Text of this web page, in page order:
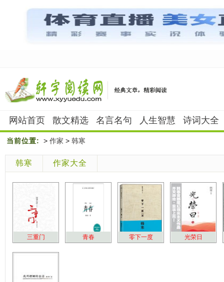
网站首页 散文精选 名言名句 人生智慧 诗词大全
当前位置: > 作家 > 韩寒
韩寒 作家大全
三重门 青春 零下一度 光荣日